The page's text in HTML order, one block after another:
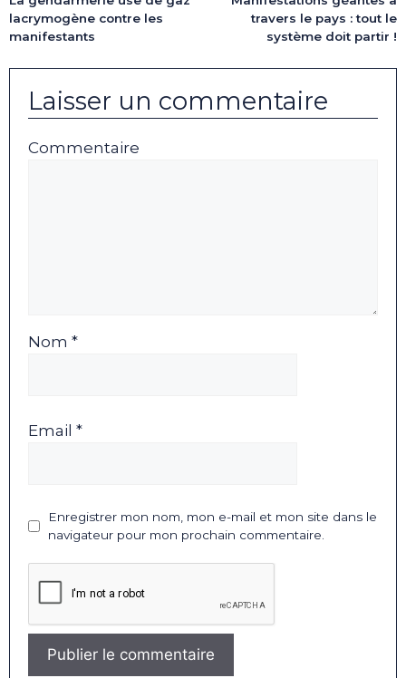
lacrymogène contre les
manifestants
travers le pays : tout le
système doit partir !
Laisser un commentaire
Commentaire
Nom *
Email *
Enregistrer mon nom, mon e-mail et mon site dans le
navigateur pour mon prochain commentaire.